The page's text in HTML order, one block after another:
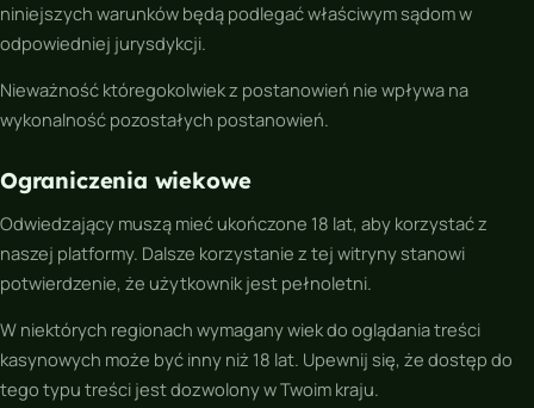
niniejszych warunków będą podlegać właściwym sądom w
odpowiedniej jurysdykcji.
Nieważność któregokolwiek z postanowień nie wpływa na
wykonalność pozostałych postanowień.
Ograniczenia wiekowe
Odwiedzający muszą mieć ukończone 18 lat, aby korzystać z
naszej platformy. Dalsze korzystanie z tej witryny stanowi
potwierdzenie, że użytkownik jest pełnoletni.
W niektórych regionach wymagany wiek do oglądania treści
kasynowych może być inny niż 18 lat. Upewnij się, że dostęp do
tego typu treści jest dozwolony w Twoim kraju.